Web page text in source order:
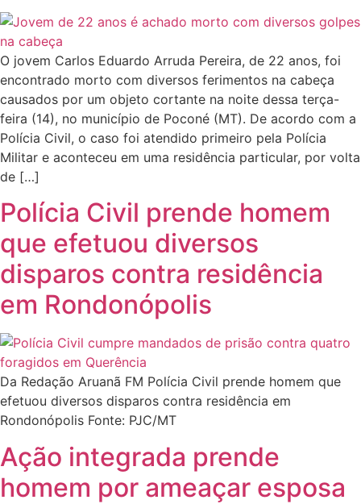
O jovem Carlos Eduardo Arruda Pereira, de 22 anos, foi
encontrado morto com diversos ferimentos na cabeça
causados por um objeto cortante na noite dessa terça-
feira (14), no município de Poconé (MT). De acordo com a
Polícia Civil, o caso foi atendido primeiro pela Polícia
Militar e aconteceu em uma residência particular, por volta
de […]
Polícia Civil prende homem
que efetuou diversos
disparos contra residência
em Rondonópolis
Da Redação Aruanã FM Polícia Civil prende homem que
efetuou diversos disparos contra residência em
Rondonópolis Fonte: PJC/MT
Ação integrada prende
homem por ameaçar esposa